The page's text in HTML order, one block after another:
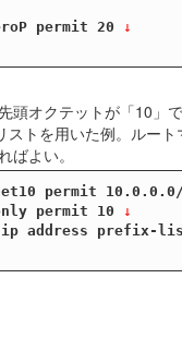
permit 20 ↓
頭オクテットが「10
トを用いた例。ルー
ばよい。
permit
permit 10 ↓
ip address prefix-